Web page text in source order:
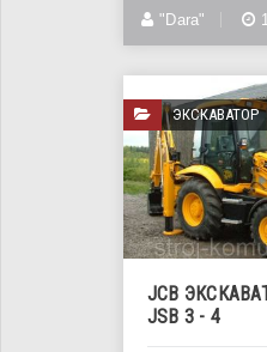
поднимать
"Dara"
ЭКСКАВАТОР
JCB
JSB 3 - 4